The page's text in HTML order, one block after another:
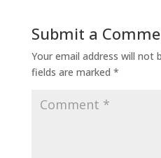
Submit a
Your email address will not
fields are marked *